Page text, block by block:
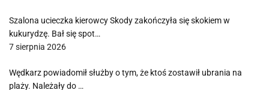
Szalona ucieczka kierowcy Skody zakończyła się skokiem w
kukurydzę. Bał się spot…
7 sierpnia 2026
Wędkarz powiadomił służby o tym, że ktoś zostawił ubrania na
plaży. Należały do …